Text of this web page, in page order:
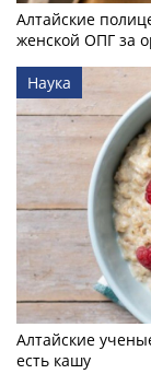
Алтайские
женской ОПГ за
Наука
Алтайские
есть кашу